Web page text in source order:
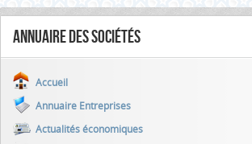
Annuaire des sociétés
Accueil
Annuaire Entreprises
Actualités économiques